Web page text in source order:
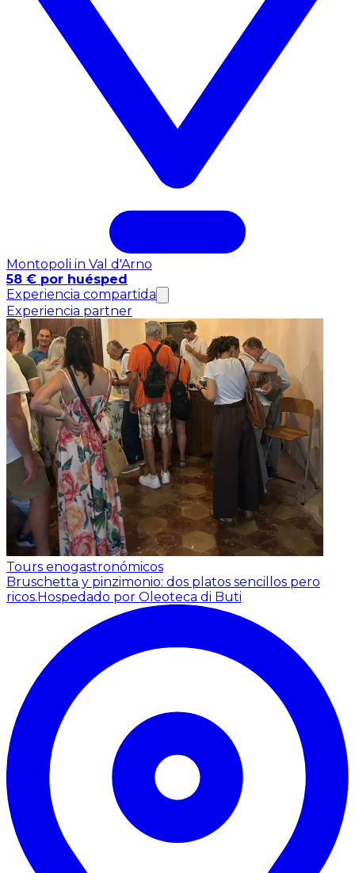
Montopoli in Val d'Arno
58 € por huésped
Experiencia compartida
Experiencia partner
Tours enogastronómicos
Bruschetta y pinzimonio: dos platos sencillos pero
ricos. Hospedado por Oleoteca di Buti